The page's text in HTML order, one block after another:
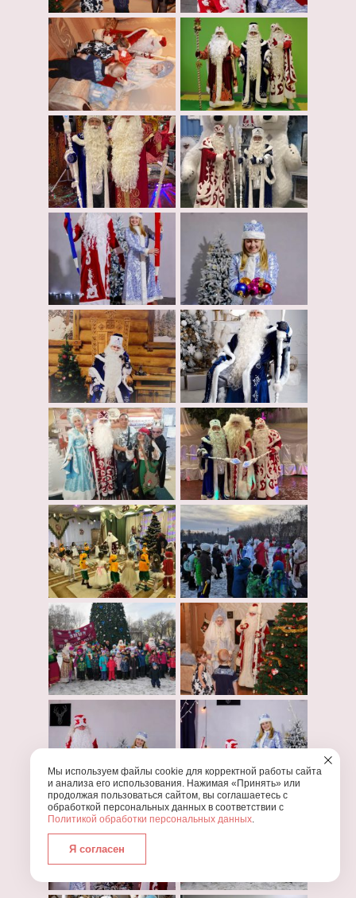
Мы используем файлы cookie для корректной работы сайта
и анализа его использования. Нажимая «Принять» или
продолжая пользоваться сайтом, вы соглашаетесь с
обработкой персональных данных в соответствии с
Политикой обработки персональных данных.
Я согласен